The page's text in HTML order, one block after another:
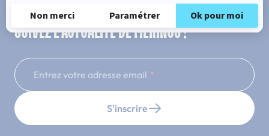
SUIVEZ L'ACTUALITÉ DE MERINOS !
Entrez votre adresse email
S'inscrire